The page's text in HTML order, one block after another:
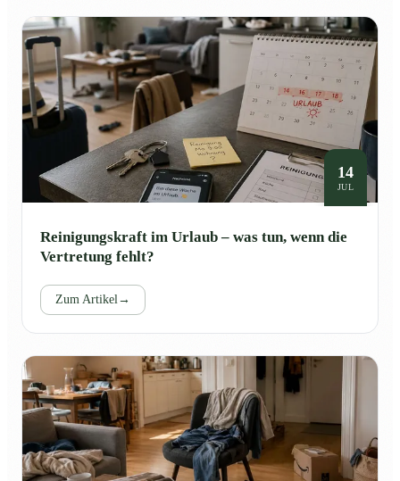
14
JUL
Reinigungskraft im Urlaub – was tun, wenn die
Vertretung fehlt?
Zum Artikel→